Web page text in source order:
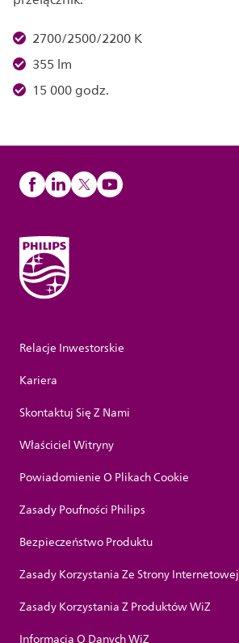
2700/2500/2200 K
355 lm
15 000 godz.
Relacje Inwestorskie
Kariera
Skontaktuj Się Z Nami
Właściciel Witryny
Powiadomienie O Plikach Cookie
Zasady Poufności Philips
Bezpieczeństwo Produktu
Zasady Korzystania Ze Strony Internetowej
Zasady Korzystania Z Produktów WiZ